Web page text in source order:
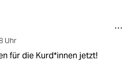
Uhr
für die Kurd*innen jetzt!